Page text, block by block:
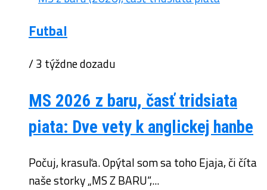
Futbal
/ 3 týždne dozadu
MS 2026 z baru, časť tridsiata
piata: Dve vety k anglickej hanbe
Počuj, krasuľa. Opýtal som sa toho Ejaja, či číta
naše storky „MS Z BARU“,...